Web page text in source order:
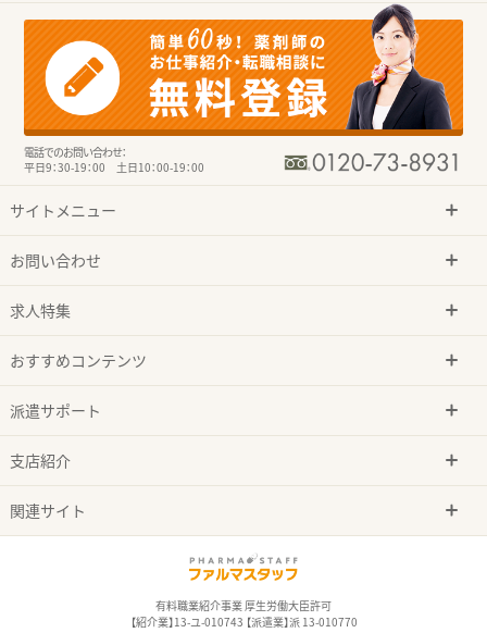
電話でのお問い合わせ：
平日9：30-19：00 土日10：00-19：00
サイトメニュー
お問い合わせ
求人特集
おすすめコンテンツ
派遣サポート
支店紹介
関連サイト
有料職業紹介事業 厚生労働大臣許可
【紹介業】13-ユ-010743 【派遣業】派 13-010770